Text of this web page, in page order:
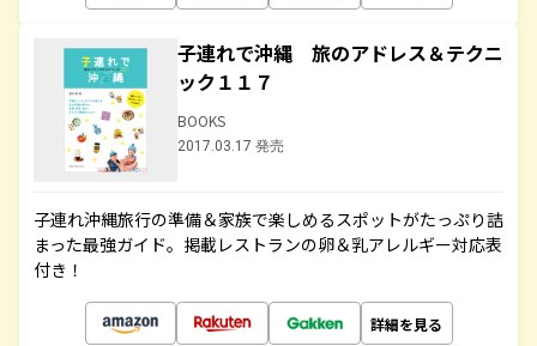
子連れで沖縄 旅のアドレス＆テクニ
ック１１７
BOOKS
2017.03.17 発売
子連れ沖縄旅行の準備＆家族で楽しめるスポットがたっぷり詰
まった最強ガイド。掲載レストランの卵＆乳アレルギー対応表
付き！
詳細を見る